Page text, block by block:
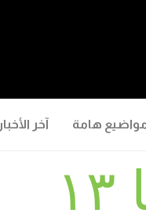
هامة آخر الأخبار